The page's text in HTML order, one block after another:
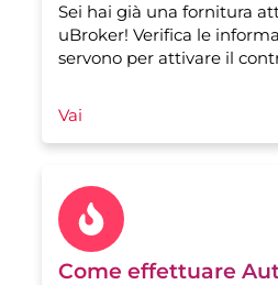
Sei hai già una fornitura
uBroker! Verifica le
servono per attivare il
Vai
Come effettuare